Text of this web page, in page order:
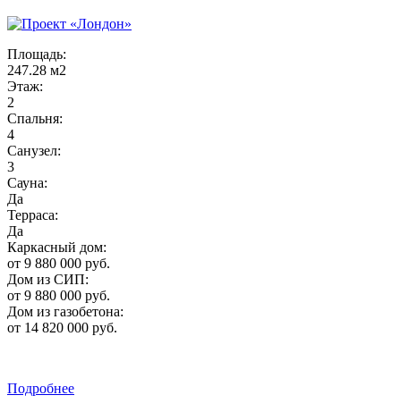
Площадь:
247.28 м2
Этаж:
2
Спальня:
4
Санузел:
3
Сауна:
Да
Терраса:
Да
Каркасный дом:
от 9 880 000 руб.
Дом из СИП:
от 9 880 000 руб.
Дом из газобетона:
от 14 820 000 руб.
Подробнее